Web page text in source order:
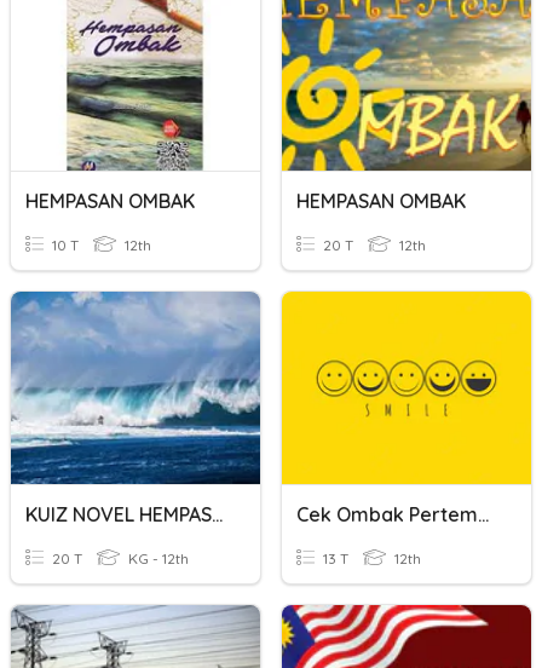
HEMPASAN OMBAK
10 T 12th
HEMPASAN OMBAK
20 T 12th
KUIZ NOVEL HEMPASAN OMBAK
20 T KG - 12th
Cek Ombak Pertemuan Ke-8
13 T 12th